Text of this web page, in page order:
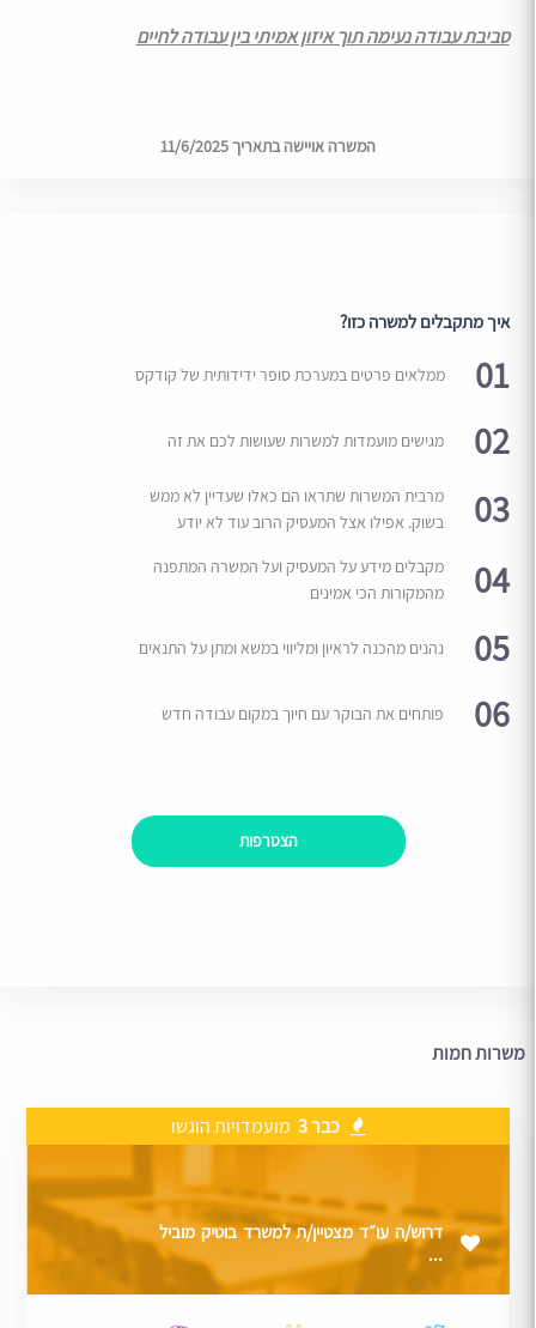
סביבת עבודה נעימה תוך איזון אמיתי בין עבודה לחיים
המשרה אויישה בתאריך 11/6/2025
איך מתקבלים למשרה כזו?
01 ממלאים פרטים במערכת סופר ידידותית של קודקס
02 מגישים מועמדות למשרות שעושות לכם את זה
03
מרבית המשרות שתראו הם כאלו שעדיין לא ממש
בשוק. אפילו אצל המעסיק הרוב עוד לא יודע
04
מקבלים מידע על המעסיק ועל המשרה המתפנה
מהמקורות הכי אמינים
05 נהנים מהכנה לראיון ומליווי במשא ומתן על התנאים
06 פותחים את הבוקר עם חיוך במקום עבודה חדש
הצטרפות
משרות חמות
כבר 3 מועמדויות הוגשו
דרוש/ה עו״ד מצטיין/ת למשרד בוטיק מוביל
...